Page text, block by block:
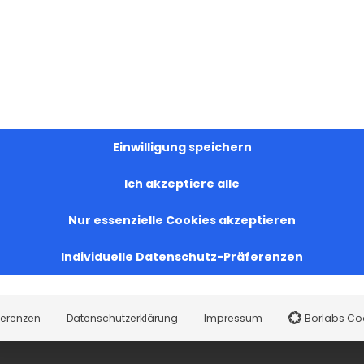
Einwilligung speichern
Ich akzeptiere alle
Nur essenzielle Cookies akzeptieren
Individuelle Datenschutz-Präferenzen
Datenschutzerklärung Impressum Borlabs